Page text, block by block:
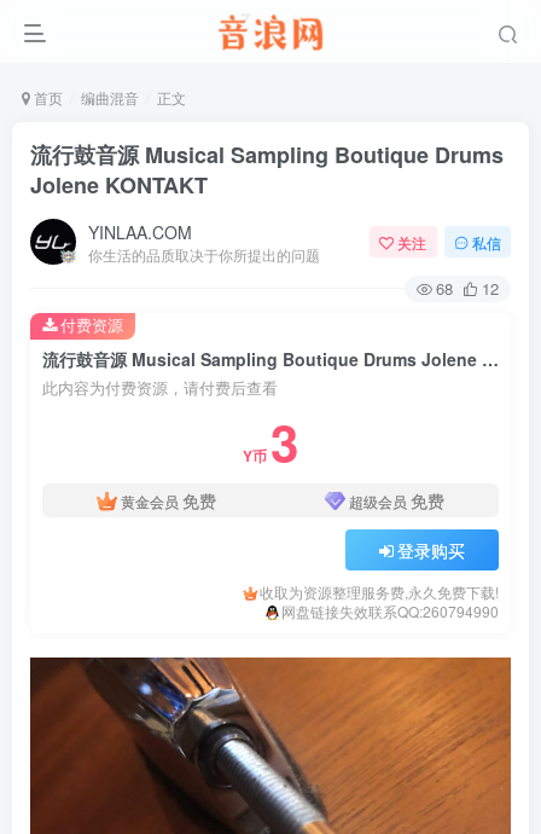
首页 编曲混音 正文
流行鼓音源 Musical Sampling Boutique Drums
Jolene KONTAKT
YINLAA.COM
你生活的品质取决于你所提出的问题
关注 私信
68 12
流行鼓音源 Musical Sampling Boutique Drums Jolene KONTAKT
此内容为付费资源，请付费后查看
Y币 3
黄金会员 免费 超级会员 免费
登录购买
收取为资源整理服务费,永久免费下载!
网盘链接失效联系QQ:260794990
付费资源